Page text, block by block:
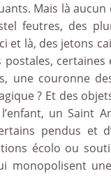
Mais là aucun
feutres, des
et là, des jetons
certaines
une couronne
? Et des
un Saint
pendus et
écolo ou
monopolisent